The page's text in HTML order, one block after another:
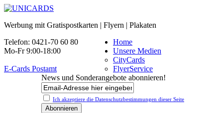
Werbung mit Gratispostkarten | Flyern | Plakaten
Telefon: 0421-70 60 80
Mo-Fr 9:00-18:00
E-Cards Postamt
News und Sonderangebote abonnieren!
Ich akzeptiere die Datenschutz­bestimmungen dieser Seite
Home
Unsere Medien
CityCards
FlyerService